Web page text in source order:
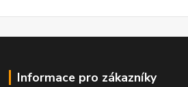
Informace pro zákazníky